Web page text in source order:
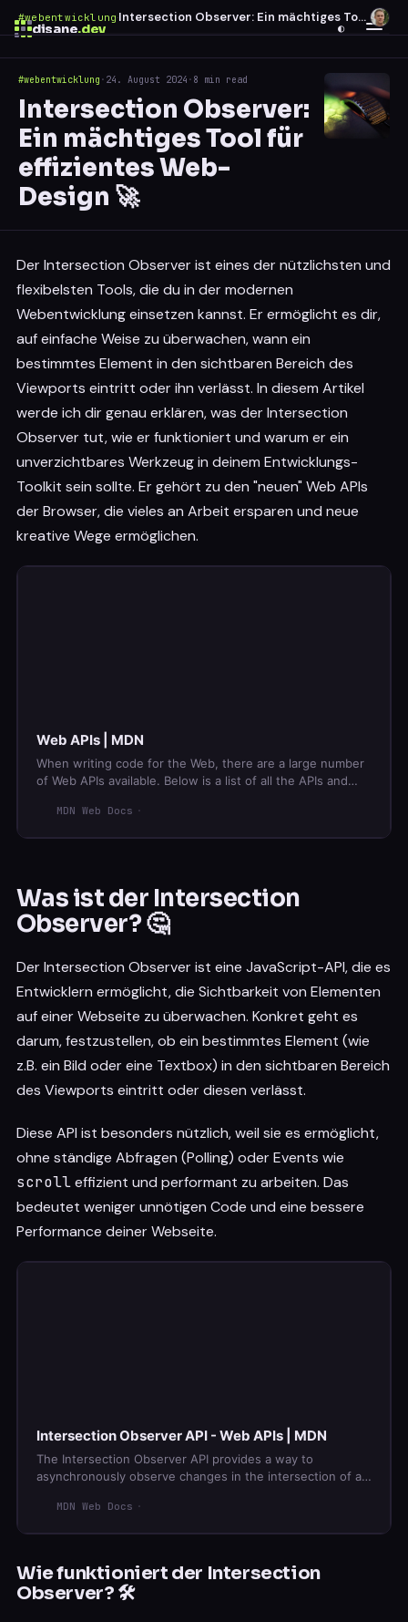
disane.dev ◐
#webentwicklung· Intersection Observer: Ein mächtiges Tool für effizientes Web-Design 🚀
#webentwicklung · 24. August 2024 · 8 min read
Intersection Observer:
Ein mächtiges Tool für
effizientes Web-
Design 🚀
Der Intersection Observer ist eines der nützlichsten und
flexibelsten Tools, die du in der modernen
Webentwicklung einsetzen kannst. Er ermöglicht es dir,
auf einfache Weise zu überwachen, wann ein
bestimmtes Element in den sichtbaren Bereich des
Viewports eintritt oder ihn verlässt. In diesem Artikel
werde ich dir genau erklären, was der Intersection
Observer tut, wie er funktioniert und warum er ein
unverzichtbares Werkzeug in deinem Entwicklungs-
Toolkit sein sollte. Er gehört zu den "neuen" Web APIs
der Browser, die vieles an Arbeit ersparen und neue
kreative Wege ermöglichen.
Web APIs | MDN
When writing code for the Web, there are a large number
of Web APIs available. Below is a list of all the APIs and
while developing your Web app or site.
MDN Web Docs
Was ist der Intersection
Observer? 🤔
Der Intersection Observer ist eine JavaScript-API, die es
Entwicklern ermöglicht, die Sichtbarkeit von Elementen
auf einer Webseite zu überwachen. Konkret geht es
darum, festzustellen, ob ein bestimmtes Element (wie
z.B. ein Bild oder eine Textbox) in den sichtbaren Bereich
des Viewports eintritt oder diesen verlässt.
Diese API ist besonders nützlich, weil sie es ermöglicht,
ohne ständige Abfragen (Polling) oder Events wie
scrolleffizient und performant zu arbeiten. Das
bedeutet weniger unnötigen Code und eine bessere
Performance deiner Webseite.
Intersection Observer API - Web APIs | MDN
The Intersection Observer API provides a way to
asynchronously observe changes in the intersection of a
level document’s viewport.
MDN Web Docs
Wie funktioniert der Intersection
Observer? 🛠️
$ ESC
↑ navigate ↵ open 0 results